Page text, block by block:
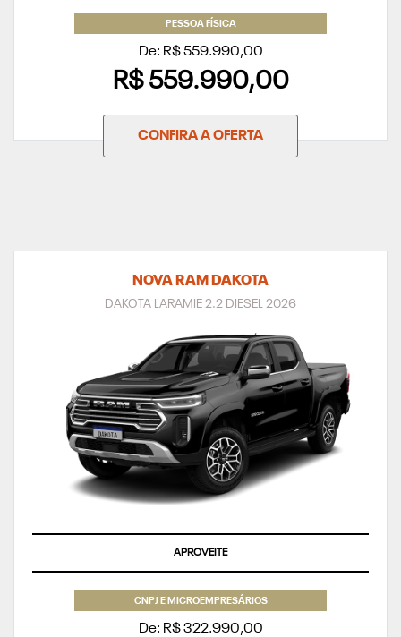
PESSOA FÍSICA
De: R$ 559.990,00
R$ 559.990,00
CONFIRA A OFERTA
NOVA RAM DAKOTA
DAKOTA LARAMIE 2.2 DIESEL 2026
APROVEITE
CNPJ E MICROEMPRESÁRIOS
De: R$ 322.990,00